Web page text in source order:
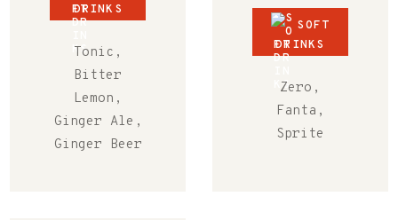
DRINKS
Tonic,
Bitter
Lemon,
Ginger Ale,
Ginger Beer
SOFT
DRINKS
Zero,
Fanta,
Sprite